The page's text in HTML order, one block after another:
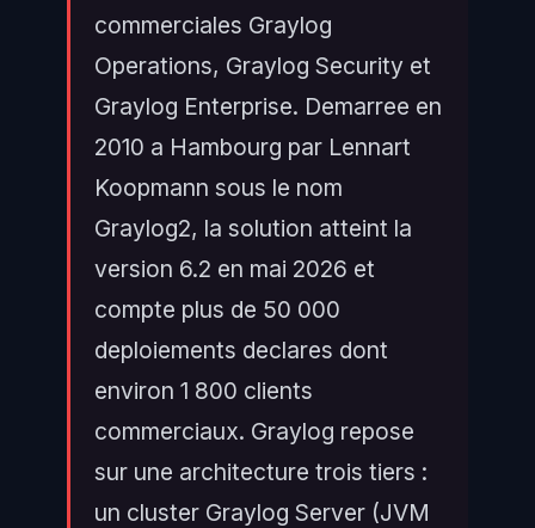
commerciales Graylog
Operations, Graylog Security et
Graylog Enterprise. Demarree en
2010 a Hambourg par Lennart
Koopmann sous le nom
Graylog2, la solution atteint la
version 6.2 en mai 2026 et
compte plus de 50 000
deploiements declares dont
environ 1 800 clients
commerciaux. Graylog repose
sur une architecture trois tiers :
un cluster Graylog Server (JVM